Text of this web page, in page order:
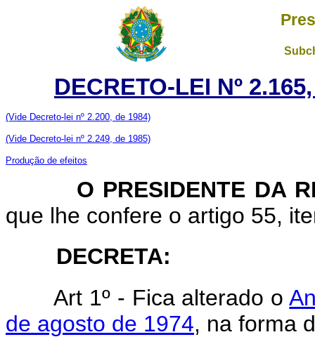
DECRETO-LEI Nº
(Vide Decreto-lei nº 2.200, de 1984)
(Vide Decreto-lei nº 2.249, de 1985)
Produção de efeitos
O PRESIDENTE DA
que lhe confere o artigo 55,
DECRETA:
Art 1º - Fica alterado o
de agosto de 1974, na forma